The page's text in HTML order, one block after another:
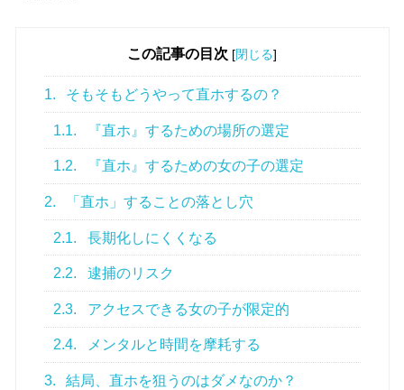
この記事の目次 [閉じる]
1. そもそもどうやって直ホするの？
1.1. 『直ホ』するための場所の選定
1.2. 『直ホ』するための女の子の選定
2. 「直ホ」することの落とし穴
2.1. 長期化しにくくなる
2.2. 逮捕のリスク
2.3. アクセスできる女の子が限定的
2.4. メンタルと時間を摩耗する
3. 結局、直ホを狙うのはダメなのか？